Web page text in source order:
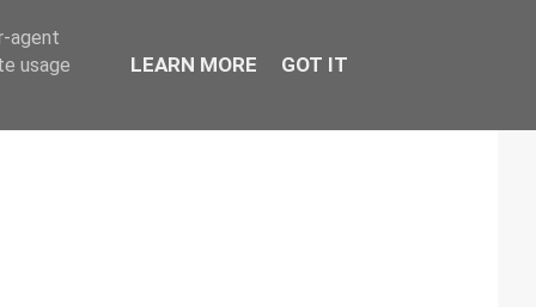
agent
usage
LEARN MORE GOT IT